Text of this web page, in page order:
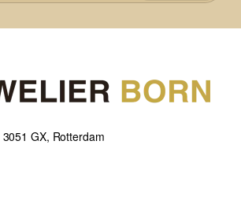
GX, Rotterdam